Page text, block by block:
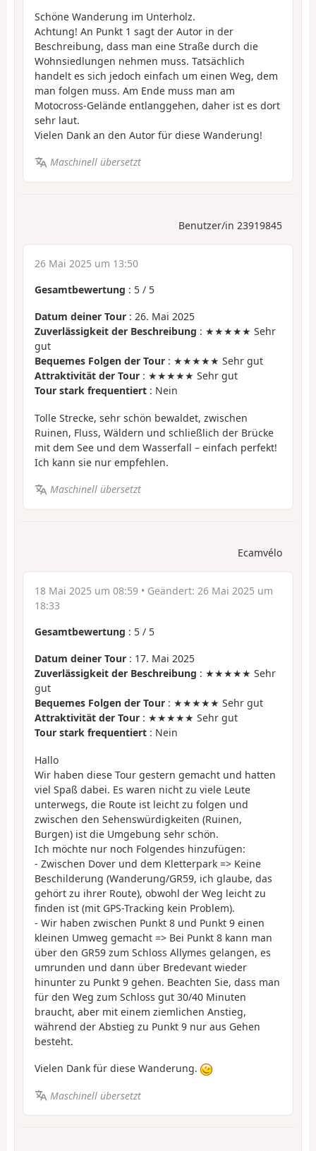
Schöne Wanderung im Unterholz.
Achtung! An Punkt 1 sagt der Autor in der
Beschreibung, dass man eine Straße durch die
Wohnsiedlungen nehmen muss. Tatsächlich
handelt es sich jedoch einfach um einen Weg, dem
man folgen muss. Am Ende muss man am
Motocross-Gelände entlanggehen, daher ist es dort
sehr laut.
Vielen Dank an den Autor für diese Wanderung!
Maschinell übersetzt
Benutzer/in 23919845
26 Mai 2025 um 13:50
Gesamtbewertung : 5 / 5
Datum deiner Tour : 26. Mai 2025
Zuverlässigkeit der Beschreibung : ★★★★★ Sehr
gut
Bequemes Folgen der Tour : ★★★★★ Sehr gut
Attraktivität der Tour : ★★★★★ Sehr gut
Tour stark frequentiert : Nein
Tolle Strecke, sehr schön bewaldet, zwischen
Ruinen, Fluss, Wäldern und schließlich der Brücke
mit dem See und dem Wasserfall – einfach perfekt!
Ich kann sie nur empfehlen.
Maschinell übersetzt
Ecamvélo
18 Mai 2025 um 08:59 • Geändert: 26 Mai 2025 um
18:33
Gesamtbewertung : 5 / 5
Datum deiner Tour : 17. Mai 2025
Zuverlässigkeit der Beschreibung : ★★★★★ Sehr
gut
Bequemes Folgen der Tour : ★★★★★ Sehr gut
Attraktivität der Tour : ★★★★★ Sehr gut
Tour stark frequentiert : Nein
Hallo
Wir haben diese Tour gestern gemacht und hatten
viel Spaß dabei. Es waren nicht zu viele Leute
unterwegs, die Route ist leicht zu folgen und
zwischen den Sehenswürdigkeiten (Ruinen,
Burgen) ist die Umgebung sehr schön.
Ich möchte nur noch Folgendes hinzufügen:
- Zwischen Dover und dem Kletterpark => Keine
Beschilderung (Wanderung/GR59, ich glaube, das
gehört zu ihrer Route), obwohl der Weg leicht zu
finden ist (mit GPS-Tracking kein Problem).
- Wir haben zwischen Punkt 8 und Punkt 9 einen
kleinen Umweg gemacht => Bei Punkt 8 kann man
über den GR59 zum Schloss Allymes gelangen, es
umrunden und dann über Bredevant wieder
hinunter zu Punkt 9 gehen. Beachten Sie, dass man
für den Weg zum Schloss gut 30/40 Minuten
braucht, aber mit einem ziemlichen Anstieg,
während der Abstieg zu Punkt 9 nur aus Gehen
besteht.
Vielen Dank für diese Wanderung.
Maschinell übersetzt